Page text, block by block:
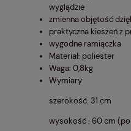
wyglądzie
zmienna objętość
praktyczna kieszeń z
wygodne ramiączka
Materiał: poliester
Waga: 0,8kg
Wymiary:
szerokość: 31 cm
wysokość : 60 cm